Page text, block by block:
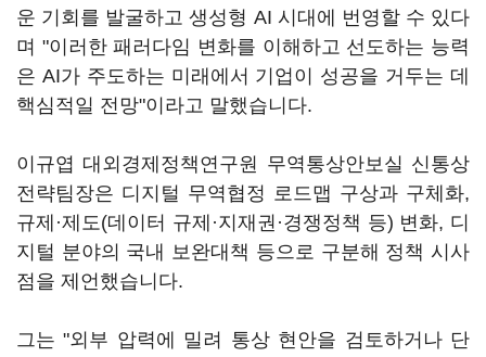
운 기회를 발굴하고 생성형 AI 시대에 번영할 수 있다
며 "이러한 패러다임 변화를 이해하고 선도하는 능력
은 AI가 주도하는 미래에서 기업이 성공을 거두는 데
핵심적일 전망"이라고 말했습니다.
이규엽 대외경제정책연구원 무역통상안보실 신통상
전략팀장은 디지털 무역협정 로드맵 구상과 구체화,
규제·제도(데이터 규제·지재권·경쟁정책 등) 변화, 디
지털 분야의 국내 보완대책 등으로 구분해 정책 시사
점을 제언했습니다.
그는 "외부 압력에 밀려 통상 현안을 검토하거나 단